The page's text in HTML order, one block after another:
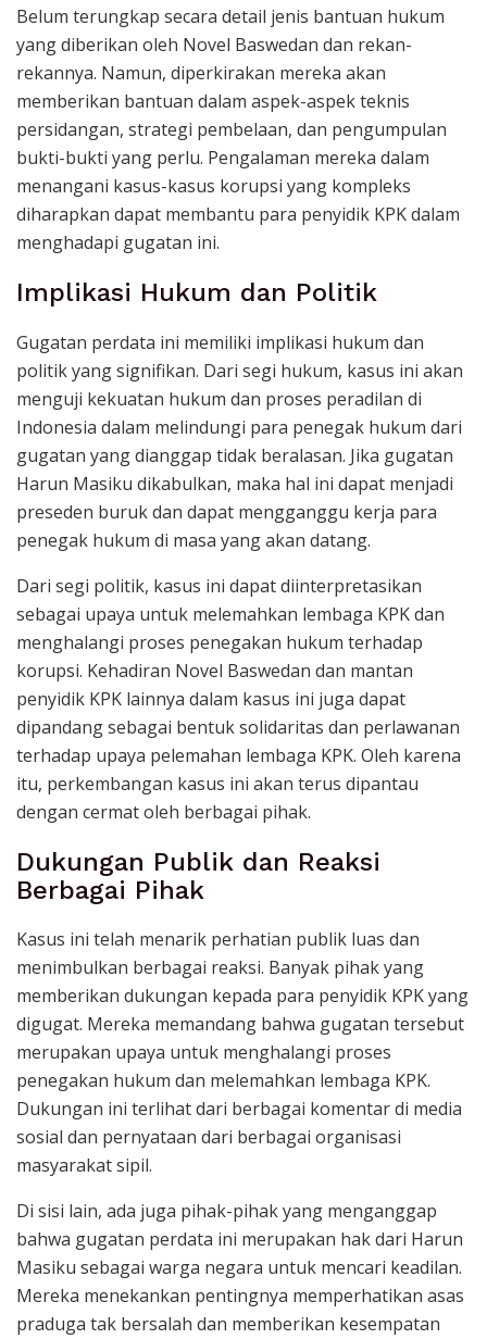
Belum terungkap secara detail jenis bantuan hukum
yang diberikan oleh Novel Baswedan dan rekan-
rekannya. Namun, diperkirakan mereka akan
memberikan bantuan dalam aspek-aspek teknis
persidangan, strategi pembelaan, dan pengumpulan
bukti-bukti yang perlu. Pengalaman mereka dalam
menangani kasus-kasus korupsi yang kompleks
diharapkan dapat membantu para penyidik KPK dalam
menghadapi gugatan ini.
Implikasi Hukum dan Politik
Gugatan perdata ini memiliki implikasi hukum dan
politik yang signifikan. Dari segi hukum, kasus ini akan
menguji kekuatan hukum dan proses peradilan di
Indonesia dalam melindungi para penegak hukum dari
gugatan yang dianggap tidak beralasan. Jika gugatan
Harun Masiku dikabulkan, maka hal ini dapat menjadi
preseden buruk dan dapat mengganggu kerja para
penegak hukum di masa yang akan datang.
Dari segi politik, kasus ini dapat diinterpretasikan
sebagai upaya untuk melemahkan lembaga KPK dan
menghalangi proses penegakan hukum terhadap
korupsi. Kehadiran Novel Baswedan dan mantan
penyidik KPK lainnya dalam kasus ini juga dapat
dipandang sebagai bentuk solidaritas dan perlawanan
terhadap upaya pelemahan lembaga KPK. Oleh karena
itu, perkembangan kasus ini akan terus dipantau
dengan cermat oleh berbagai pihak.
Dukungan Publik dan Reaksi
Berbagai Pihak
Kasus ini telah menarik perhatian publik luas dan
menimbulkan berbagai reaksi. Banyak pihak yang
memberikan dukungan kepada para penyidik KPK yang
digugat. Mereka memandang bahwa gugatan tersebut
merupakan upaya untuk menghalangi proses
penegakan hukum dan melemahkan lembaga KPK.
Dukungan ini terlihat dari berbagai komentar di media
sosial dan pernyataan dari berbagai organisasi
masyarakat sipil.
Di sisi lain, ada juga pihak-pihak yang menganggap
bahwa gugatan perdata ini merupakan hak dari Harun
Masiku sebagai warga negara untuk mencari keadilan.
Mereka menekankan pentingnya memperhatikan asas
praduga tak bersalah dan memberikan kesempatan